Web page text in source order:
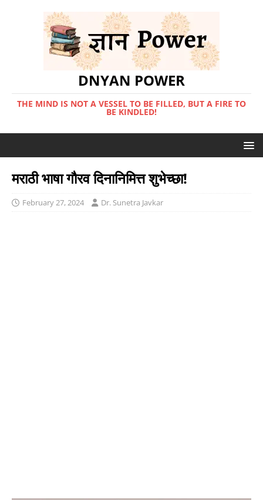
DNYAN POWER
THE MIND IS NOT A VESSEL TO BE FILLED, BUT A FIRE TO
BE KINDLED!
मराठी भाषा गौरव दिनानिमित्त शुभेच्छा!
February 27, 2024 Dr. Sunetra Javkar